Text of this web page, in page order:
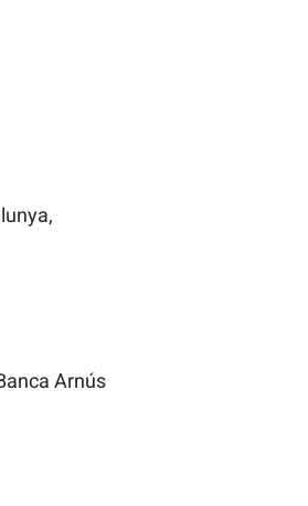
Arnús